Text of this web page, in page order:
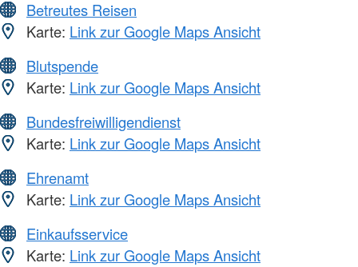
Betreutes Reisen
Karte: Link zur Google Maps Ansicht
Blutspende
Karte: Link zur Google Maps Ansicht
Bundesfreiwilligendienst
Karte: Link zur Google Maps Ansicht
Ehrenamt
Karte: Link zur Google Maps Ansicht
Einkaufsservice
Karte: Link zur Google Maps Ansicht